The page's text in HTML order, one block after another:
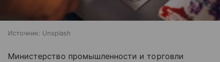
Источник: Unsplash
Министерство промышленности и торговли